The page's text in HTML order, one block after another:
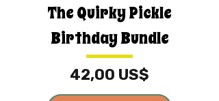
The Quirky Pickle
Birthday Bundle
Cena
42,00 US$